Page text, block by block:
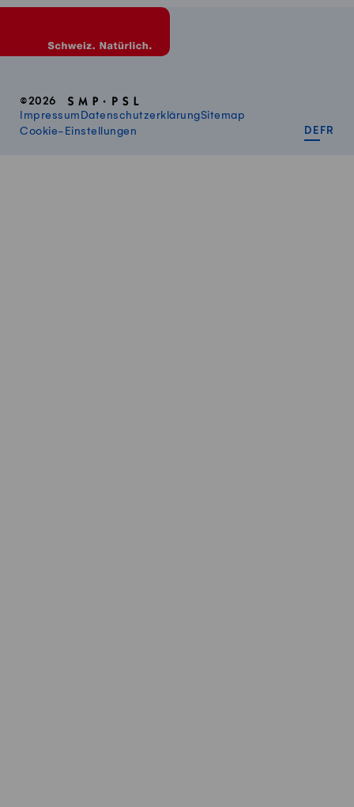
©2026
Impressum DatenschutzerklärungSitemap
Cookie-Einstellungen
DE FR